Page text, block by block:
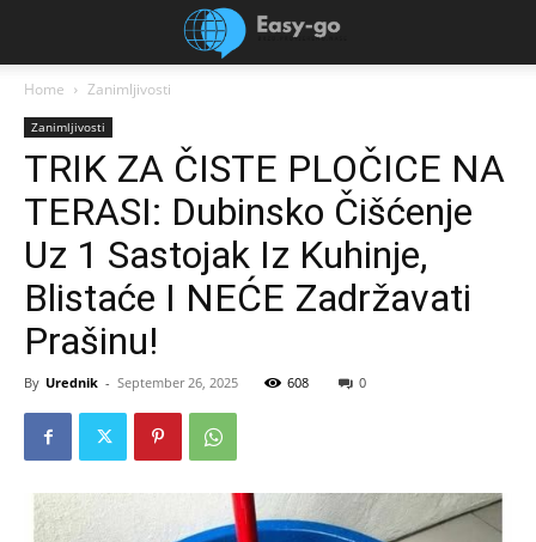
Home Zanimljivosti
Zanimljivosti
TRIK ZA ČISTE PLOČICE NA
TERASI: Dubinsko Čišćenje
Uz 1 Sastojak Iz Kuhinje,
Blistaće I NEĆE Zadržavati
Prašinu!
By Urednik - September 26, 2025 608 0